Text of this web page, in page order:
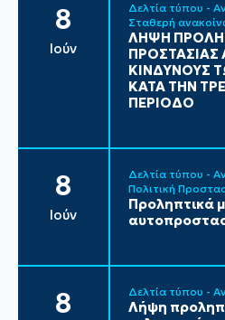
8
Ιούν
Δελτία τύπου -
Σταθερή
ΛΗΨΗ
ΠΡΟΣΤΑΣΙΑΣ
ΚΙΝΔΥΝΟΥΣ
ΚΑΤΑ ΤΗΝ
ΠΕΡΙΟΔΟ
8
Ιούν
Δελτία τύπου -
Πολιτική
Προληπτικά
8 Δελτία τύπου -
Λήψη